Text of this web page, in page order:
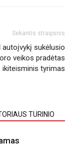
Sekantis straipsnis
autoįvykį sukėlusio
veikos pradėtas
ikiteisminis tyrimas
TURINIO